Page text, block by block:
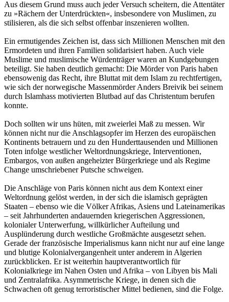
Aus diesem Grund muss auch jeder Versuch scheitern, die Attentäter
zu »Rächern der Unterdrückten«, insbesondere von Muslimen, zu
stilisieren, als die sich selbst offenbar inszenieren wollten.
Ein ermutigendes Zeichen ist, dass sich Millionen Menschen mit den
Ermordeten und ihren Familien solidarisiert haben. Auch viele
Muslime und muslimische Würdenträger waren an Kundgebungen
beteiligt. Sie haben deutlich gemacht: Die Mörder von Paris haben
ebensowenig das Recht, ihre Bluttat mit dem Islam zu rechtfertigen,
wie sich der norwegische Massenmörder Anders Breivik bei seinem
durch Islamhass motivierten Blutbad auf das Christentum berufen
konnte.
Doch sollten wir uns hüten, mit zweierlei Maß zu messen. Wir
können nicht nur die Anschlagsopfer im Herzen des europäischen
Kontinents betrauern und zu den Hunderttausenden und Millionen
Toten infolge westlicher Weltordnungskriege, Interventionen,
Embargos, von außen angeheizter Bürgerkriege und als Regime
Change umschriebener Putsche schweigen.
Die Anschläge von Paris können nicht aus dem Kontext einer
Weltordnung gelöst werden, in der sich die islamisch geprägten
Staaten – ebenso wie die Völker Afrikas, Asiens und Lateinamerikas
– seit Jahrhunderten andauernden kriegerischen Aggressionen,
kolonialer Unterwerfung, willkürlicher Aufteilung und
Ausplünderung durch westliche Großmächte ausgesetzt sehen.
Gerade der französische Imperialismus kann nicht nur auf eine lange
und blutige Kolonialvergangenheit unter anderem in Algerien
zurückblicken. Er ist weiterhin hauptverantwortlich für
Kolonialkriege im Nahen Osten und Afrika – von Libyen bis Mali
und Zentralafrika. Asymmetrische Kriege, in denen sich die
Schwachen oft genug terroristischer Mittel bedienen, sind die Folge.